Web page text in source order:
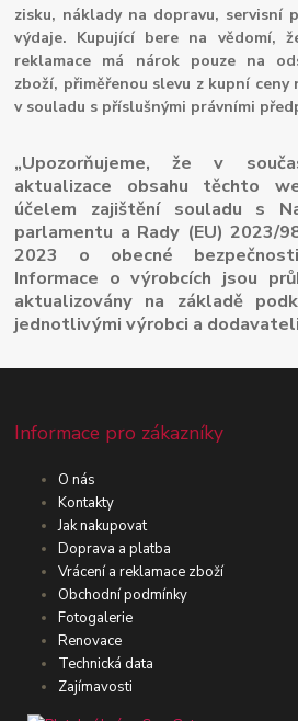
zisku, náklady na dopravu, servisní
výdaje. Kupující bere na vědomí,
reklamace má nárok pouze na
zboží, přiměřenou slevu z kupní
v souladu s příslušnými právními
„Upozorňujeme, že v
aktualizace obsahu těchto
účelem zajištění souladu s
parlamentu a Rady (EU) 2023/
2023 o obecné
Informace o výrobcích jsou
aktualizovány na základě
jednotlivými výrobci a
Informace pro zákazníky
O nás
Kontakty
Jak nakupovat
Doprava a platba
Vrácení a reklamace zboží
Obchodní podmínky
Fotogalerie
Renovace
Technická data
Zajímavosti